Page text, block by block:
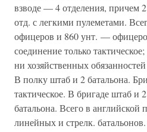
взводе — 4 отделения, причем
отд. с легкими пулеметами.
офицеров и 860 унт. —
соединение только
ни хозяйственных
В полку штаб и 2 батальона.
тактическое. В бригаде штаб и
батальона. Всего в английской
линейных и стрелк. батальонов.